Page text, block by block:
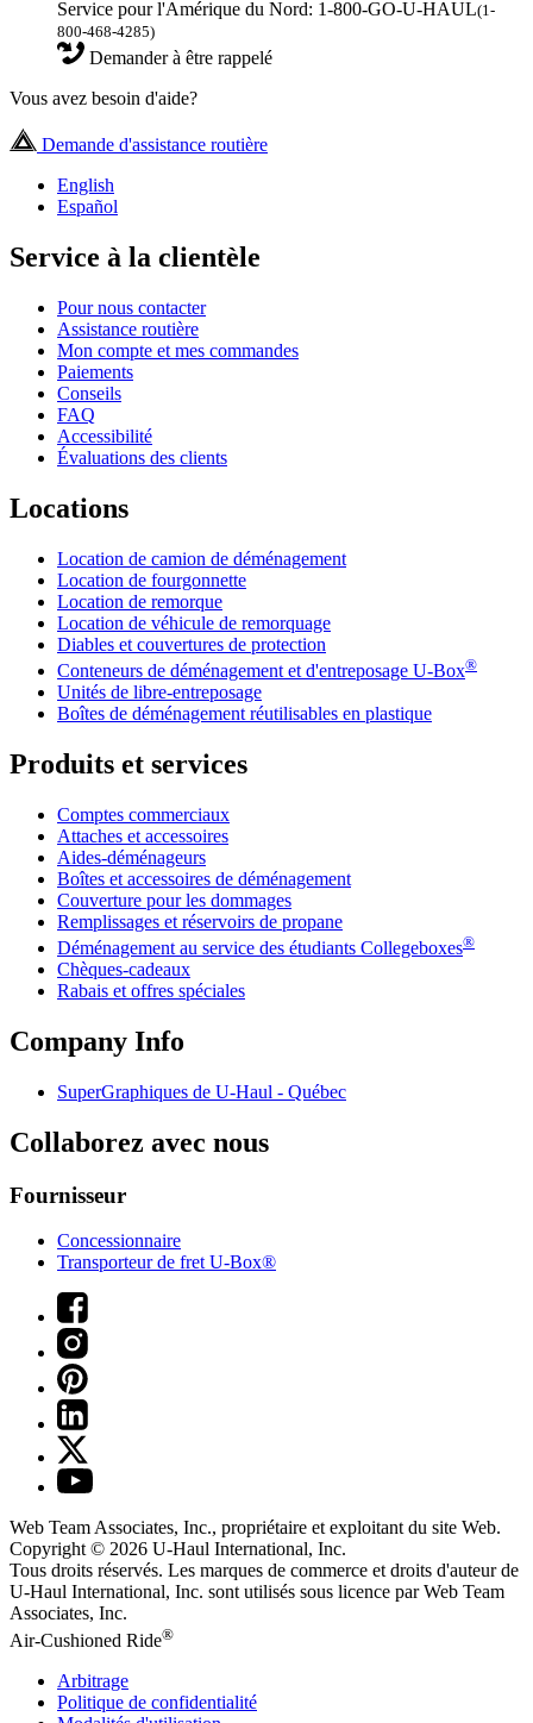
Service pour l'Amérique du Nord: 1-800-GO-U-HAUL(1-
800-468-4285)
Demander à être rappelé
Vous avez besoin d'aide?
Demande d'assistance routière
English
Español
Service à la clientèle
Pour nous contacter
Assistance routière
Mon compte et mes commandes
Paiements
Conseils
FAQ
Accessibilité
Évaluations des clients
Locations
Location de camion de déménagement
Location de fourgonnette
Location de remorque
Location de véhicule de remorquage
Diables et couvertures de protection
Conteneurs de déménagement et d'entreposage U-Box®
Unités de libre-entreposage
Boîtes de déménagement réutilisables en plastique
Produits et services
Comptes commerciaux
Attaches et accessoires
Aides-déménageurs
Boîtes et accessoires de déménagement
Couverture pour les dommages
Remplissages et réservoirs de propane
Déménagement au service des étudiants Collegeboxes®
Chèques-cadeaux
Rabais et offres spéciales
Company Info
SuperGraphiques de U-Haul - Québec
Collaborez avec nous
Fournisseur
Concessionnaire
Transporteur de fret U-Box®
Web Team Associates, Inc., propriétaire et exploitant du site Web.
Copyright © 2026 U-Haul International, Inc.
Tous droits réservés. Les marques de commerce et droits d'auteur de
U-Haul International, Inc. sont utilisés sous licence par Web Team
Associates, Inc.
Air-Cushioned Ride®
Arbitrage
Politique de confidentialité